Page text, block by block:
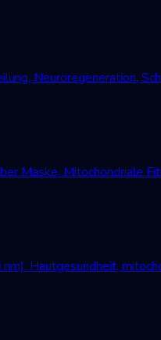
Neuroregeneration,
Maske. Mitochondriale
Hautgesundheit,